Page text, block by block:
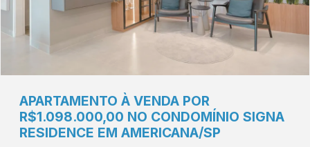
APARTAMENTO À VENDA POR
R$1.098.000,00 NO CONDOMÍNIO SIGNA
RESIDENCE EM AMERICANA/SP